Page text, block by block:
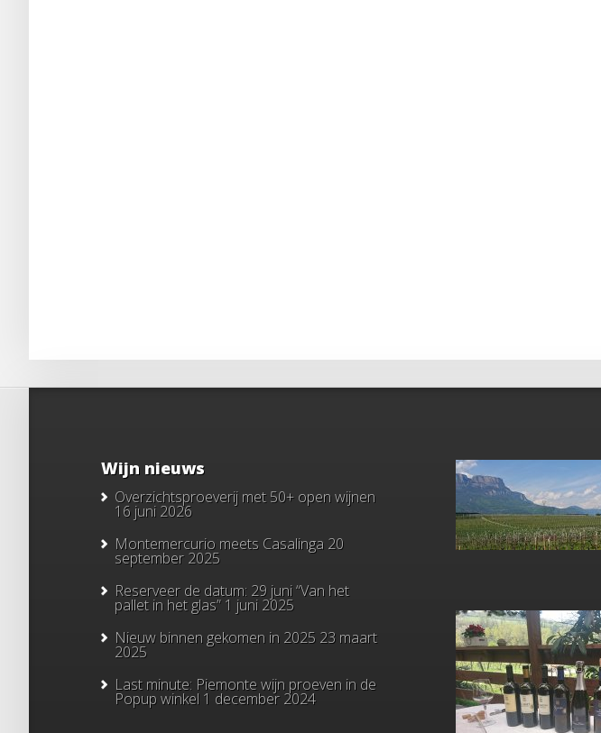
Wijn nieuws
Overzichtsproeverij met 50+ open wijnen
16 juni 2026
Montemercurio meets Casalinga 20
september 2025
Reserveer de datum: 29 juni “Van het
pallet in het glas” 1 juni 2025
Nieuw binnen gekomen in 2025 23 maart
2025
Last minute: Piemonte wijn proeven in de
Popup winkel 1 december 2024